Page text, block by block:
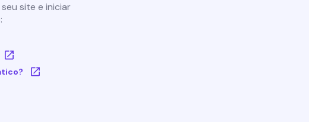
site e iniciar